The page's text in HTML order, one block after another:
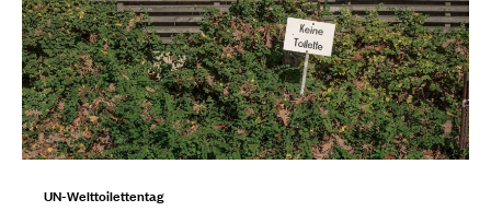
UN-Welttoilettentag